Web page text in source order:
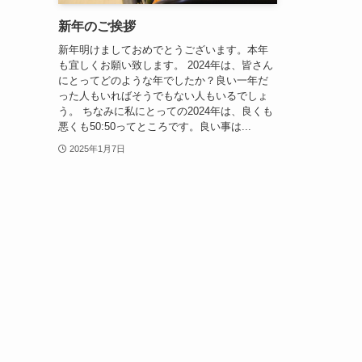
新年のご挨拶
新年明けましておめでとうございます。本年
も宜しくお願い致します。 2024年は、皆さん
にとってどのような年でしたか？良い一年だ
った人もいればそうでもない人もいるでしょ
う。 ちなみに私にとっての2024年は、良くも
悪くも50:50ってところです。良い事は...
2025年1月7日